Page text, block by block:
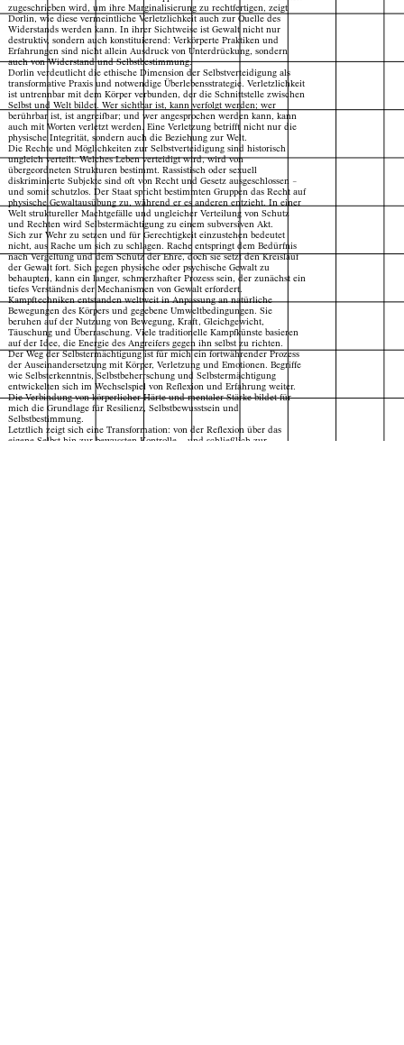
zugeschrieben wird, um ihre Marginalisierung zu rechtfertigen, zeigt
Dorlin, wie diese vermeintliche Verletzlichkeit auch zur Quelle des
Widerstands werden kann. In ihrer Sichtweise ist Gewalt nicht nur
destruktiv, sondern auch konstituierend: Verkörperte Praktiken und
Erfahrungen sind nicht allein Ausdruck von Unterdrückung, sondern
auch von Widerstand und Selbstbestimmung.
Dorlin verdeutlicht die ethische Dimension der Selbstverteidigung als
transformative Praxis und notwendige Überlebensstrategie. Verletzlichkeit
ist untrennbar mit dem Körper verbunden, der die Schnittstelle zwischen
Selbst und Welt bildet. Wer sichtbar ist, kann verfolgt werden; wer
berührbar ist, ist angreifbar; und wer angesprochen werden kann, kann
auch mit Worten verletzt werden. Eine Verletzung betrifft nicht nur die
physische Integrität, sondern auch die Beziehung zur Welt.
Die Rechte und Möglichkeiten zur Selbstverteidigung sind historisch
ungleich verteilt. Welches Leben verteidigt wird, wird von
übergeordneten Strukturen bestimmt. Rassistisch oder sexuell
diskriminierte Subjekte sind oft von Recht und Gesetz ausgeschlossen –
und somit schutzlos. Der Staat spricht bestimmten Gruppen das Recht auf
physische Gewaltausübung zu, während er es anderen entzieht. In einer
Welt struktureller Machtgefälle und ungleicher Verteilung von Schutz
und Rechten wird Selbstermächtigung zu einem subversiven Akt.
Sich zur Wehr zu setzen und für Gerechtigkeit einzustehen bedeutet
nicht, aus Rache um sich zu schlagen. Rache entspringt dem Bedürfnis
nach Vergeltung und dem Schutz der Ehre, doch sie setzt den Kreislauf
der Gewalt fort. Sich gegen physische oder psychische Gewalt zu
behaupten, kann ein langer, schmerzhafter Prozess sein, der zunächst ein
tiefes Verständnis der Mechanismen von Gewalt erfordert.
Kampftechniken entstanden weltweit in Anpassung an natürliche
Bewegungen des Körpers und gegebene Umweltbedingungen. Sie
beruhen auf der Nutzung von Bewegung, Kraft, Gleichgewicht,
Täuschung und Überraschung. Viele traditionelle Kampfkünste basieren
auf der Idee, die Energie des Angreifers gegen ihn selbst zu richten.
Der Weg der Selbstermächtigung ist für mich ein fortwährender Prozess
der Auseinandersetzung mit Körper, Verletzung und Emotionen. Begriffe
wie Selbsterkenntnis, Selbstbeherrschung und Selbstermächtigung
entwickelten sich im Wechselspiel von Reflexion und Erfahrung weiter.
Die Verbindung von körperlicher Härte und mentaler Stärke bildet für
mich die Grundlage für Resilienz, Selbstbewusstsein und
Selbstbestimmung.
Letztlich zeigt sich eine Transformation: von der Reflexion über das
eigene Selbst hin zur bewussten Kontrolle – und schließlich zur
Projektarchiv